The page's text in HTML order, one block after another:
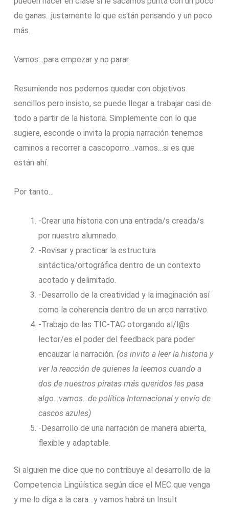
de ganas…justamente lo que están pensando y un poco
más.
Vamos…para empezar y no parar.
Resumiendo nos podemos quedar con objetivos
sencillos pero insisto, se puede llegar a trabajar casi de
todo a partir de la historia. Simplemente con lo que
sugiere, esconde o invita la propia narración tenemos
caminos a recorrer a cascoporro…vamos…si es que
están ahí.
Por tanto…
-Crear una historia con una entrada/s creada/s
por nuestro alumnado.
-Revisar y practicar la estructura
sintáctica/ortográfica dentro de un contexto
acotado y delimitado.
-Desarrollo de la creatividad y la imaginación así
como la coherencia dentro de un arco narrativo.
-Trabajo de las TIC-TAC otorgando al/l@s
lector/es el poder del feedback para poder
encauzar la narración. (os invito a leer la historia y
ver la reacción de quienes la leemos cuando a
dos de nuestros piratas más queridos les pasa
algo…vamos…de política Internacional y envío de
cascos azules)
-Desarrollo de una narración de manera abierta,
flexible y adaptable.
Si alguien me dice que no contribuye al desarrollo de la
Competencia Lingüística según dice el MEC que venga
y me lo diga a la cara…y vamos habrá un Insult